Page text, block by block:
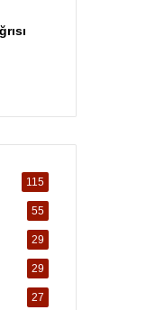
115
55
29
29
27